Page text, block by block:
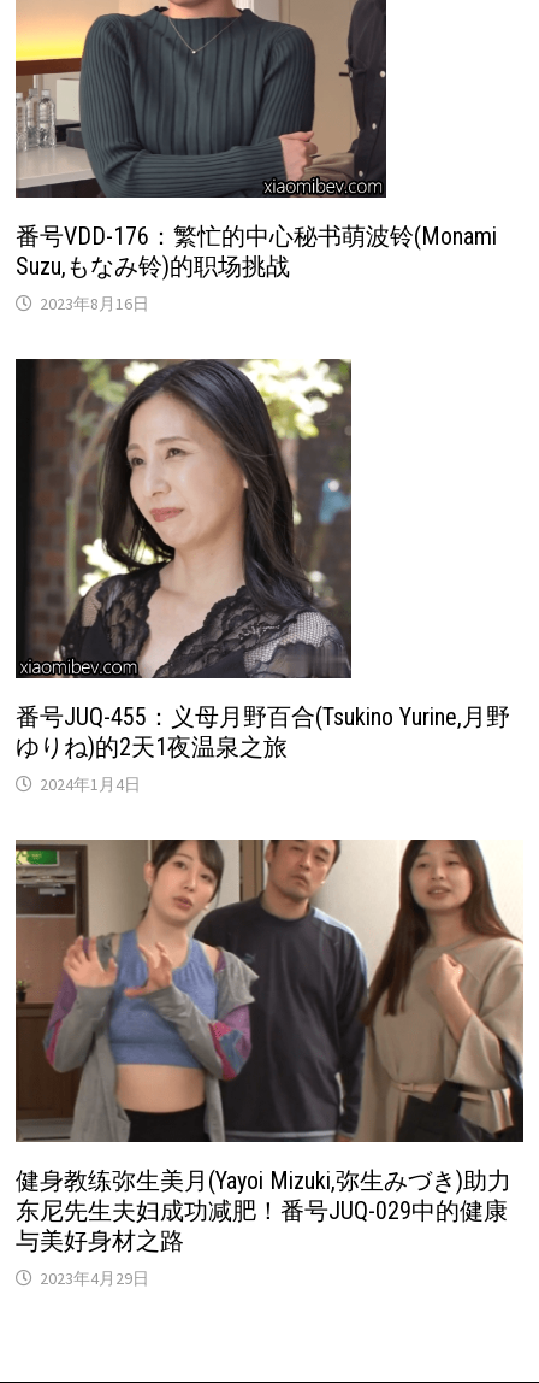
番号VDD-176：繁忙的中心秘书萌波铃(Monami
Suzu,もなみ铃)的职场挑战
2023年8月16日
番号JUQ-455：义母月野百合(Tsukino Yurine,月野
ゆりね)的2天1夜温泉之旅
2024年1月4日
健身教练弥生美月(Yayoi Mizuki,弥生みづき)助力
东尼先生夫妇成功减肥！番号JUQ-029中的健康
与美好身材之路
2023年4月29日